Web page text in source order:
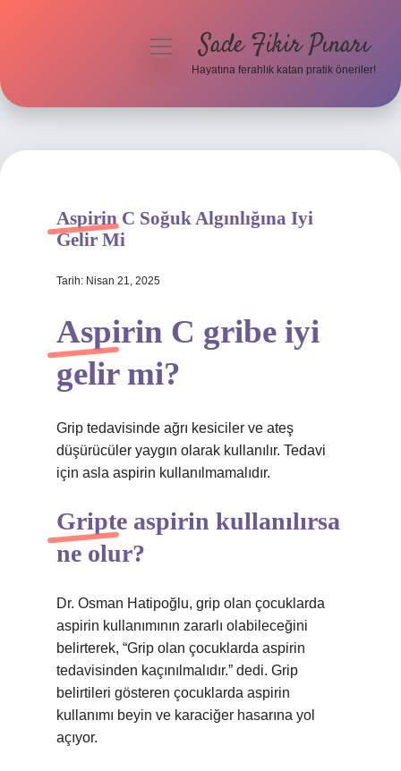
Hakkımızda
menüyüSade Fikir Pınarı
Hayatına ferahlık katan pratik öneriler!
Aspirin C Soğuk Algınlığına Iyi
Gelir Mi
Tarih: Nisan 21, 2025
Aspirin C gribe iyi
gelir mi?
Grip tedavisinde ağrı kesiciler ve ateş
düşürücüler yaygın olarak kullanılır. Tedavi
için asla aspirin kullanılmamalıdır.
Gripte aspirin kullanılırsa
ne olur?
Dr. Osman Hatipoğlu, grip olan çocuklarda
aspirin kullanımının zararlı olabileceğini
belirterek, “Grip olan çocuklarda aspirin
tedavisinden kaçınılmalıdır.” dedi. Grip
belirtileri gösteren çocuklarda aspirin
kullanımı beyin ve karaciğer hasarına yol
açıyor.